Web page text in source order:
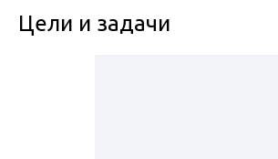
Цели и задачи